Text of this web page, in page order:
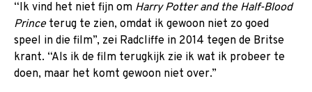
“Ik vind het niet fijn om Harry Potter and the Half-Blood
Princeterug te zien, omdat ik gewoon niet zo goed
speel in die film”, zei Radcliffe in 2014 tegen de Britse
krant. “Als ik de film terugkijk zie ik wat ik probeer te
doen, maar het komt gewoon niet over.”